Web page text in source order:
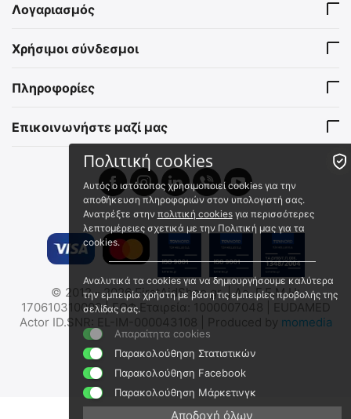
MIL-TEC Απόλυτα Στεγανό
Κουτί Μαύρο 228 Χ 130 Χ
Άμεσα διαθέσιμο
€19.95
(χωρίς ΦΠΑ)
MIL-TEC Μεταλλικό Κουτί
€45.16(χωρίς ΦΠΑ)
✔
MIL-TEC Μεταλλικό Κουτί
Αποθήκευσης
Πυρομαχικών/Φαρμάκων/
Εξοπλισμού - (Με
Επιγραφή/Χακί/Μικρό)
15963100
Άμεσα διαθέσιμο
Αποστολή εντός 24 ωρών
(χωρίς ΦΠΑ)
MIL-TEC Πλαστικό Στεγανό
Κουτί Αποθήκευσης
Πυρομαχικών - Φαρμάκων
- Εξοπλισμού
15963001
Άμεσα διαθέσιμο
Αποστολή εντός 24 ωρών
€ 55.40
44.68
Λογαριασμός
Χρήσιμοι σύνδεσμοι
Πληροφορίες
Επικοινωνήστε μαζί μας
© 2012 - 2026 FirstAidShop.gr. | Αρ. Γ.Ε.Μ.Η:
170610310000 | ΕΟΦ Εταιρεία: 1000007048 | EUDAMED
Actor ID.SNR: EL-IM-000043108 | Produced by momedia
Πολιτική cookies
Αυτός ο ιστότοπος χρησιμοποιεί cookies για την
αποθήκευση πληροφοριών στον υπολογιστή σας.
Ανατρέξτε στην πολιτική cookiesγια περισσότερες
λεπτομέρειες σχετικά με την Πολιτική μας για τα
cookies.
Αναλυτικά τα cookies για να δημιουργήσουμε καλύτερα
την εμπειρία χρήστη με βάση τις εμπειρίες προβολής της
σελίδας σας.
Απαραίτητα cookies
Παρακολούθηση Στατιστικών
Παρακολούθηση Facebook
Παρακολούθηση Μάρκετινγκ
Αποδοχή όλων